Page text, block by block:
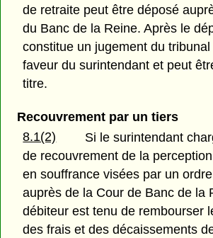
de retraite peut être déposé
du Banc de la Reine. Après le
constitue un jugement du
faveur du surintendant et peut
titre.
Recouvrement par un tiers
8.1(2)
Si le surintendant
de recouvrement de la
en souffrance visées par un
auprès de la Cour de Banc de la
débiteur est tenu de rembourser
des frais et des décaissements